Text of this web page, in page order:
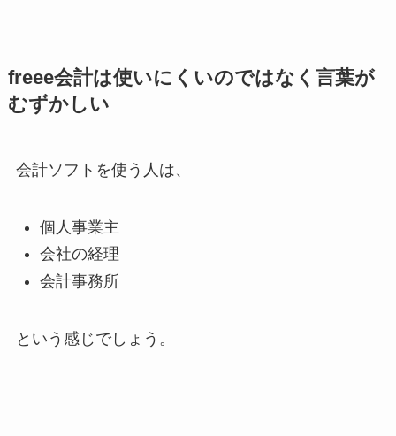
freee会計は使いにくいのではなく言葉が
むずかしい
会計ソフトを使う人は、
個人事業主
会社の経理
会計事務所
という感じでしょう。